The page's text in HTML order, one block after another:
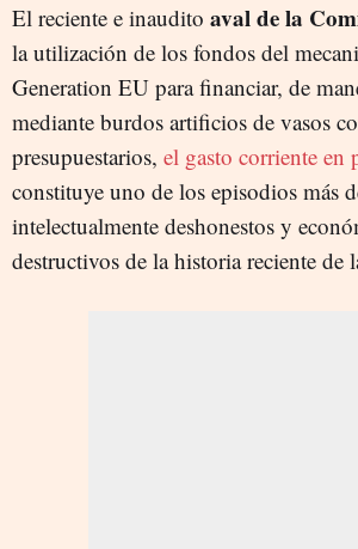
El reciente e inaudito aval de la
la utilización de los fondos del
Generation EU para financiar, de
mediante burdos artificios de vasos
presupuestarios, el gasto corriente en
constituye uno de los episodios más
intelectualmente deshonestos y
destructivos de la historia reciente de